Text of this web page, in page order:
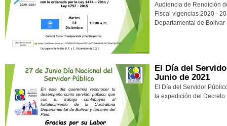
Audiencia de Rendición
Fiscal vigencias 2020 -
Departamental de Bolívar
El Día del
Junio de 2021
El Día del Servidor
la expedición del